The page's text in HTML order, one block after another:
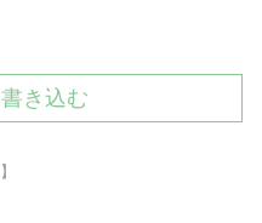
き込む